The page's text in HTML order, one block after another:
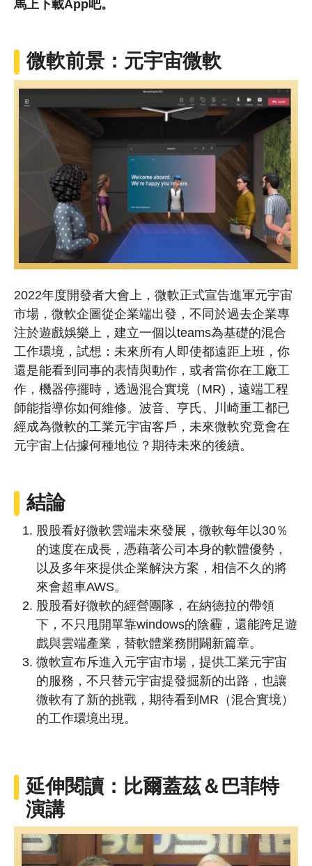
馬上下載App吧。
微軟前景：元宇宙微軟
2022年度開發者大會上，微軟正式宣告進軍元宇宙
市場，微軟企圖從企業端出發，不同於過去企業專
注於遊戲娛樂上，建立一個以teams為基礎的混合
工作環境，試想：未來所有人即使都遠距上班，你
還是能看到同事的表情與動作，或者當你在工廠工
作，機器停擺時，透過混合實境（MR)，遠端工程
師能指導你如何維修。波音、亨氏、川崎重工都已
經成為微軟的工業元宇宙客戶，未來微軟究竟會在
元宇宙上佔據何種地位？期待未來的後續。
結論
股股看好微軟雲端未來發展，微軟每年以30％
的速度在成長，憑藉著公司本身的軟體優勢，
以及多年來提供企業解決方案，相信不久的將
來會超車AWS。
股股看好微軟的經營團隊，在納德拉的帶領
下，不只甩開單靠windows的陰霾，還能跨足遊
戲與雲端產業，替軟體業務開闢新篇章。
微軟宣布斥進入元宇宙市場，提供工業元宇宙
的服務，不只替元宇宙提發掘新的出路，也讓
微軟有了新的挑戰，期待看到MR（混合實境）
的工作環境出現。
延伸閱讀：比爾蓋茲＆巴菲特
演講